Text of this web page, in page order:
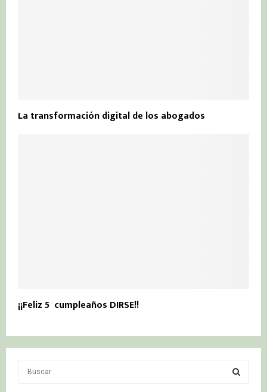
La transformación digital de los abogados
¡¡Feliz 5º cumpleaños DIRSE!!